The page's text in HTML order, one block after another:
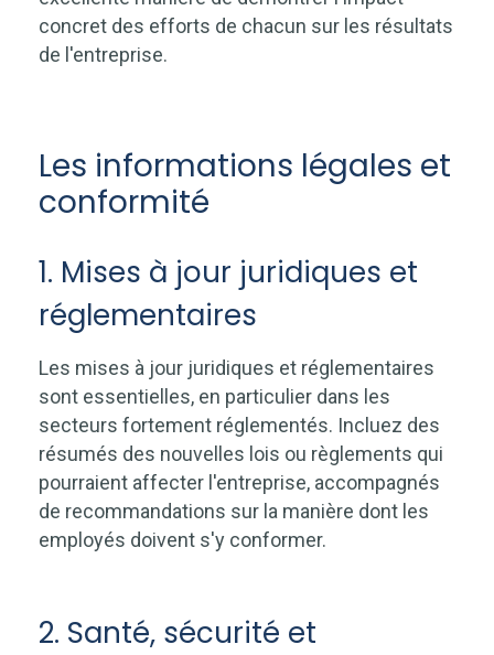
concret des efforts de chacun sur les résultats
de l'entreprise.
Les informations légales et
conformité
1. Mises à jour juridiques et
réglementaires
Les mises à jour juridiques et réglementaires
sont essentielles, en particulier dans les
secteurs fortement réglementés. Incluez des
résumés des nouvelles lois ou règlements qui
pourraient affecter l'entreprise, accompagnés
de recommandations sur la manière dont les
employés doivent s'y conformer.
2. Santé, sécurité et